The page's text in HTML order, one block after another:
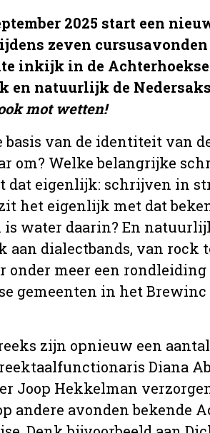
2025 start een
zeven
inkijk in de
en natuurlijk de
mot wetten!
basis van de identiteit van
om? Welke belangrijke
dat eigenlijk: schrijven in
het eigenlijk met dat
is water daarin? En
dialectbands, van rock
onder meer een
gemeenten in het Brewinc
zijn opnieuw een
Diana
Joop Hekkelman
andere avonden bekende